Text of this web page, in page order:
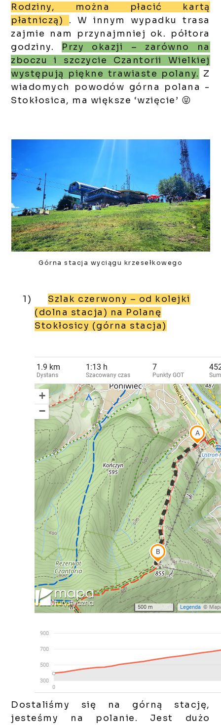
Rodziny, można płacić kartą
płatniczą) . W innym wypadku trasa
zajmie nam przynajmniej ok. półtora
godziny. P rzy okazji – zarówno na
zboczu i szczycie Czantorii Wielkiej
występują piękne trawiaste polany. Z
wiadomych powodów górna polana -
Stokłosica, ma większe ‘wzięcie’ 😝
Górna stacja wyciągu krzesełkowego
1) Szlak czerwony – od kolejki
(dolna stacja) na Polanę
Stokłosicy (górna stacja)
Dostaliśmy się na górną stację,
jesteśmy na polanie. Jest dużo